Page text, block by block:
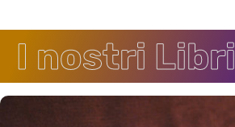
I nostri Libri